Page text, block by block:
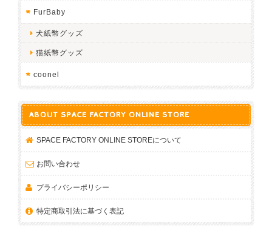
FurBaby
犬紙幣グッズ
猫紙幣グッズ
coonel
ABOUT SPACE FACTORY ONLINE STORE
SPACE FACTORY ONLINE STOREについて
お問い合わせ
プライバシーポリシー
特定商取引法に基づく表記